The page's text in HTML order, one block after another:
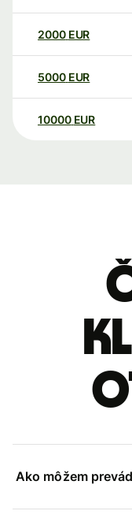
2000 EUR
5000 EUR
10000 EUR
Ako môžem